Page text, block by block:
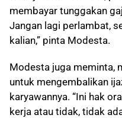
membayar tunggakan
Jangan lagi perlambat,
kalian,” pinta Modesta.
Modesta juga meminta,
untuk mengembalikan
karyawannya. “Ini hak
kerja atau tidak, tidak